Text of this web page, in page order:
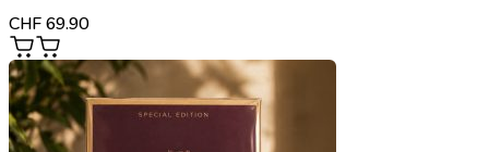
CHF 69.90